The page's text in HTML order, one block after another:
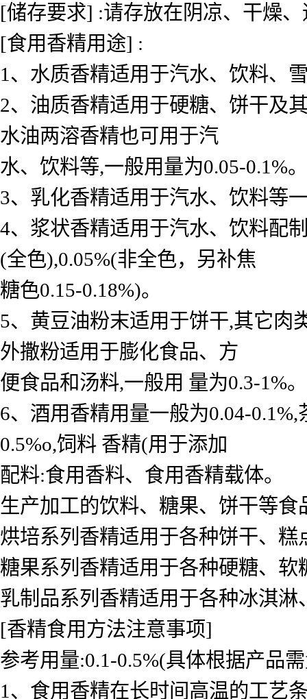
[储存要求] :请存放在阴凉、干燥
[食用香精用途] :
1、水质香精适用于汽水、饮料、
2、油质香精适用于硬糖、饼干及
水油两溶香精也可用于汽
水、饮料等,一般用量为0.05-0.1%。
3、乳化香精适用于汽水、饮料等
4、浆状香精适用于汽水、饮料配
(全色),0.05%(非全色，另补焦
糖色0.15-0.18%)。
5、黄豆油粉末适用于饼干,其它肉
外撒粉适用于膨化食品、方
便食品和汤料,一般用 量为0.3-1%。
6、酒用香精用量一般为0.04-
0.5%o,饲料 香精(用于添加
配料:食用香料、食用香精载体。
生产加工的饮料、糖果、饼干等食
烘培系列香精适用于各种饼干、
糖果系列香精适用于各种硬糖、
乳制品系列香精适用于各种冰淇
[香精食用方法注意事项]
参考用量:0.1-0.5%(具体根据产品
1、食用香精在长时间高温的工艺